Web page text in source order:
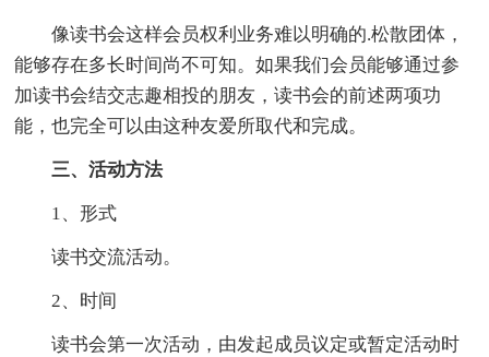
像读书会这样会员权利业务难以明确的.松散团体，
能够存在多长时间尚不可知。如果我们会员能够通过参
加读书会结交志趣相投的朋友，读书会的前述两项功
能，也完全可以由这种友爱所取代和完成。
三、活动方法
1、形式
读书交流活动。
2、时间
读书会第一次活动，由发起成员议定或暂定活动时